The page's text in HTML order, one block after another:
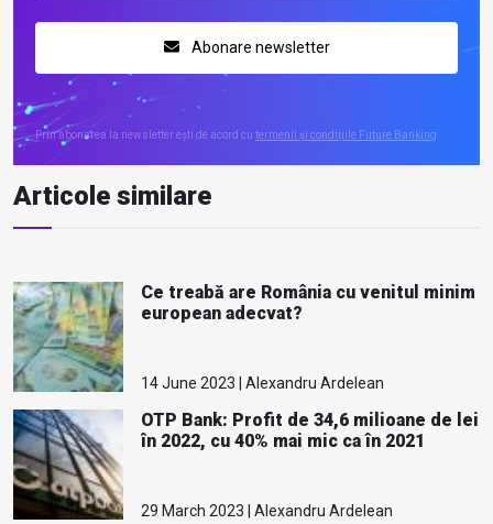
Abonare newsletter
Prin abonarea la newsletter ești de acord cu termenii și condițiile Future Banking
Articole similare
Ce treabă are România cu venitul minim
european adecvat?
14 June 2023 | Alexandru Ardelean
OTP Bank: Profit de 34,6 milioane de lei
în 2022, cu 40% mai mic ca în 2021
29 March 2023 | Alexandru Ardelean